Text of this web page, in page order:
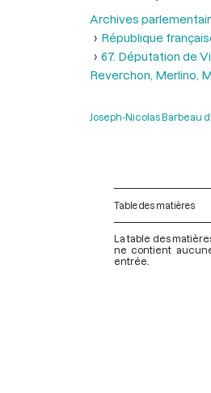
Archives
République
67. Députation de
Reverchon, Merlino,
Joseph-Nicolas Barbeau
Table des matières
La table des
ne contient
entrée.